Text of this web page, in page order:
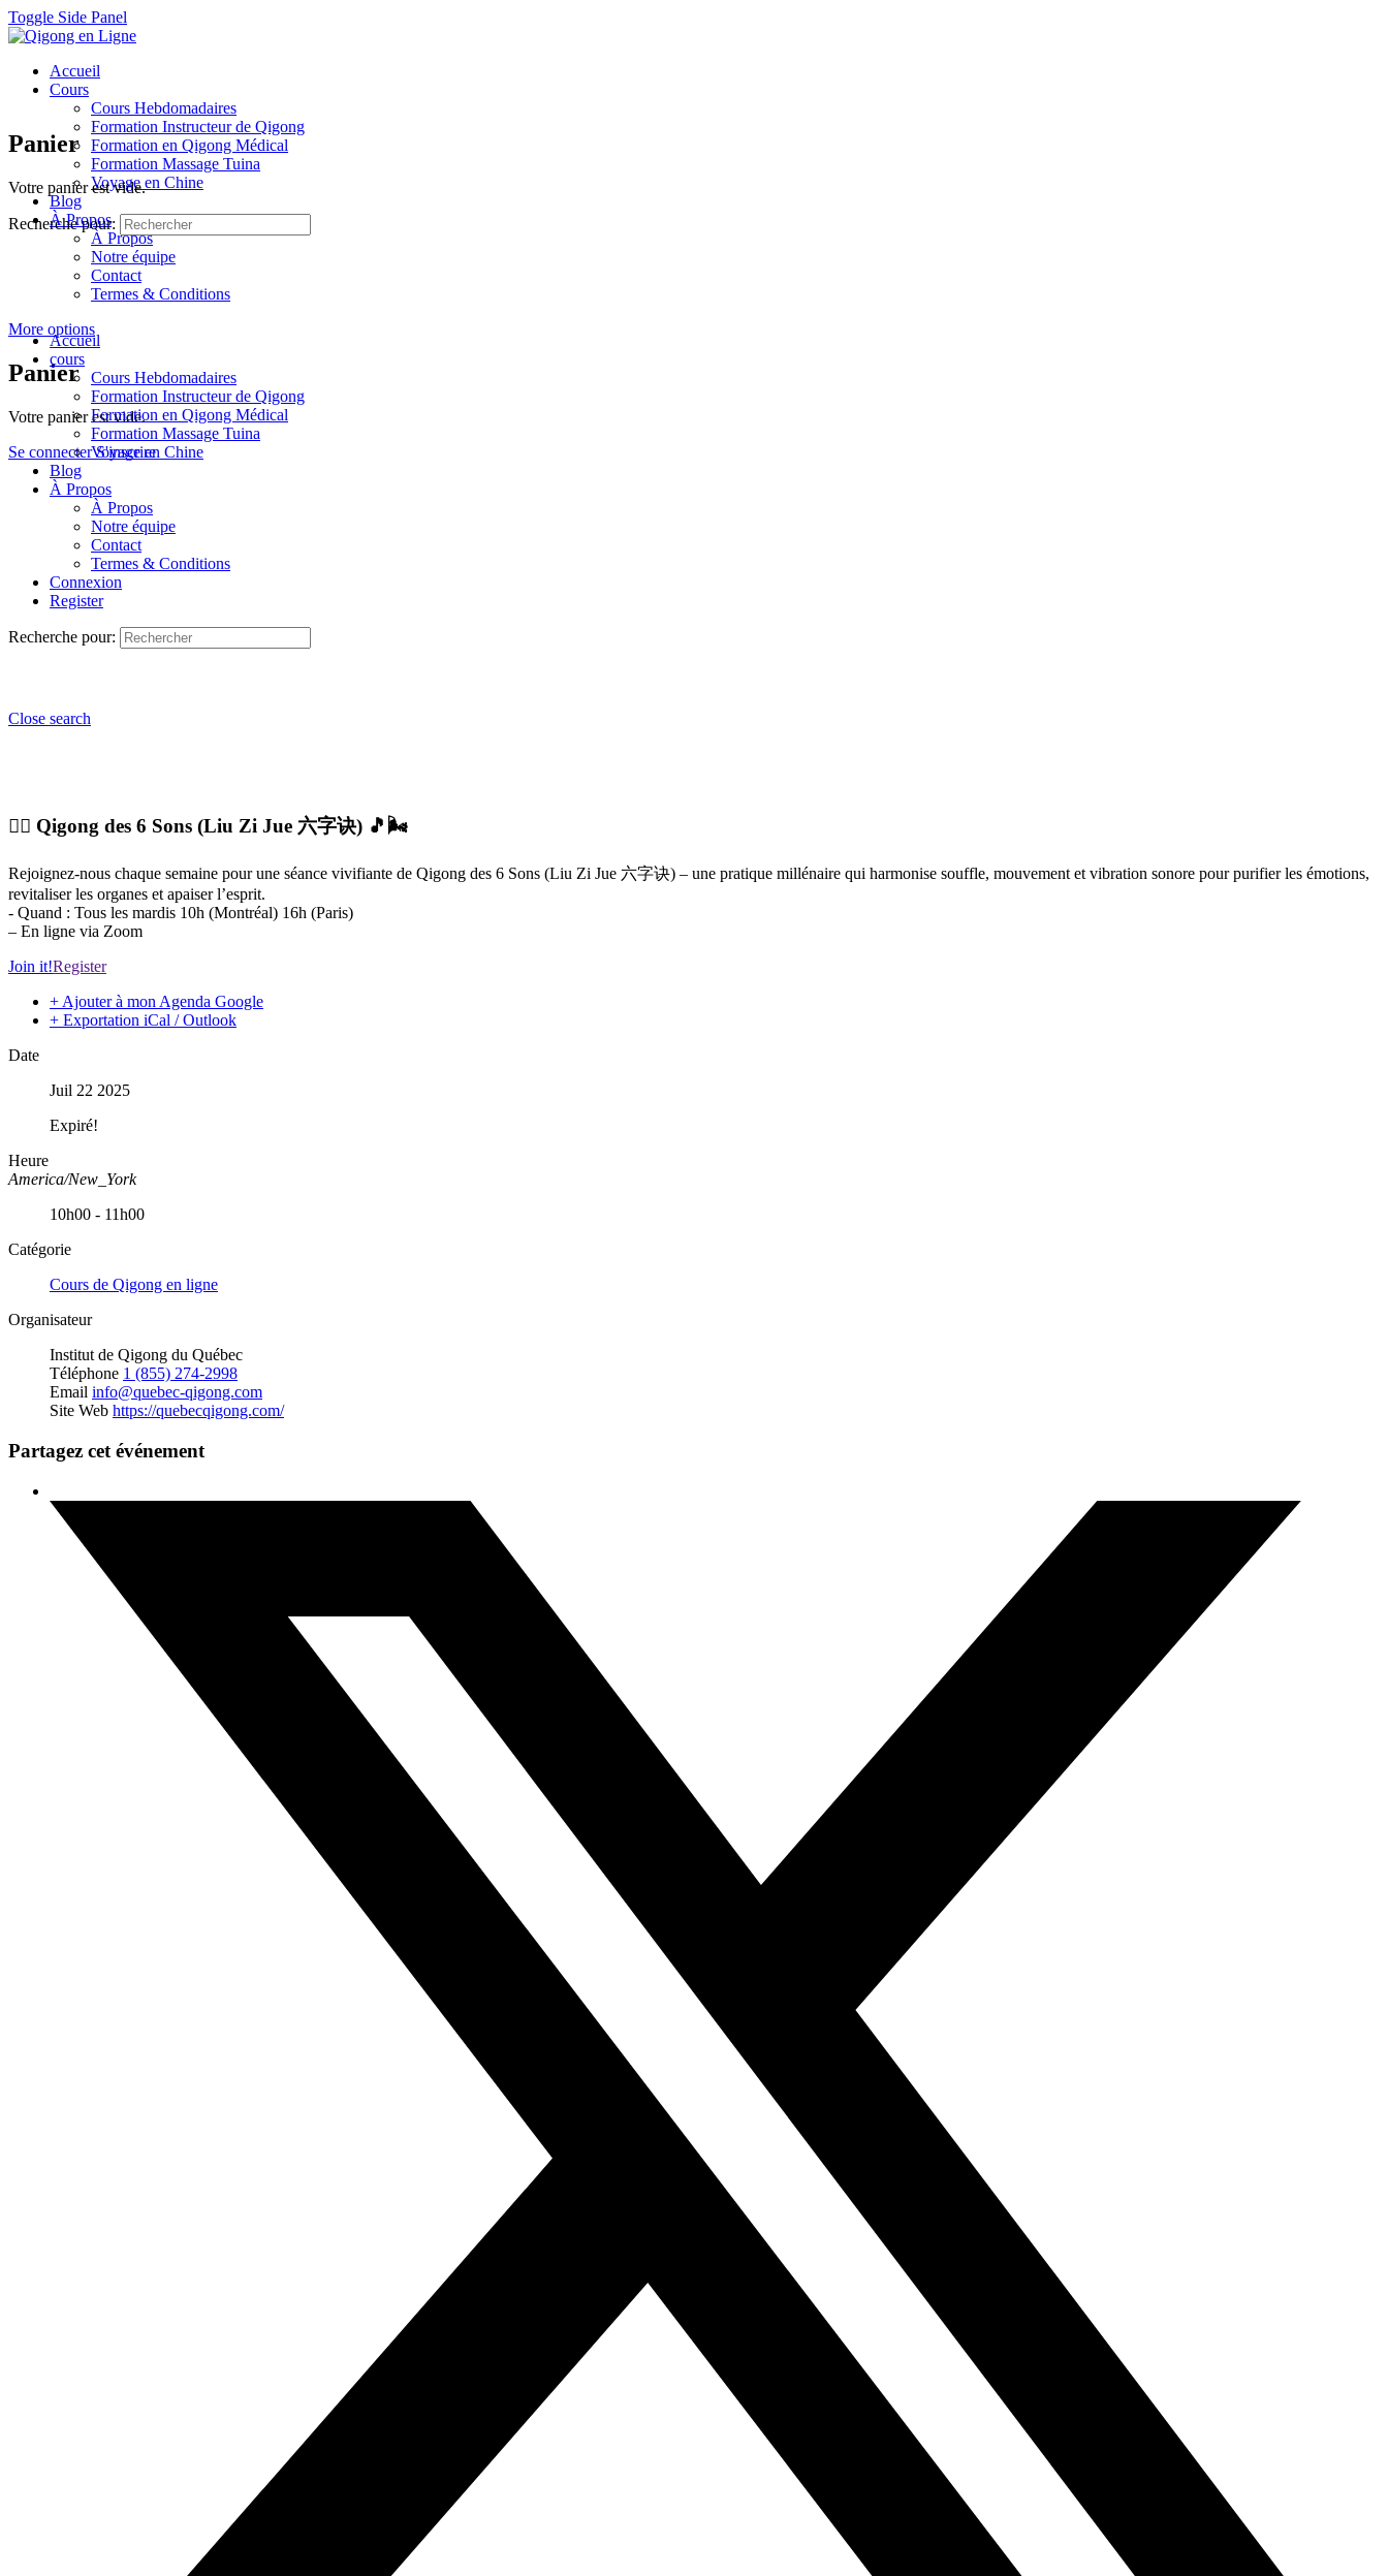
Toggle Side Panel
Accueil
Cours
Cours Hebdomadaires
Formation Instructeur de Qigong
Formation en Qigong Médical
Formation Massage Tuina
Voyage en Chine
Blog
À Propos
À Propos
Notre équipe
Contact
Termes & Conditions
More options
Panier
Votre panier est vide.
Se connecter S'inscrire
Panier
Votre panier est vide.
Recherche pour:
Accueil
cours
Cours Hebdomadaires
Formation Instructeur de Qigong
Formation en Qigong Médical
Formation Massage Tuina
Voyage en Chine
Blog
À Propos
À Propos
Notre équipe
Contact
Termes & Conditions
Connexion
Register
Recherche pour:
Close search
🧘‍♂️ Qigong des 6 Sons (Liu Zi Jue 六字诀) 🎵🌬️
Rejoignez-nous chaque semaine pour une séance vivifiante de Qigong des 6 Sons (Liu Zi Jue 六字诀) – une pratique millénaire qui harmonise souffle, mouvement et vibration sonore pour purifier les émotions,
revitaliser les organes et apaiser l’esprit.
-️ Quand : Tous les mardis 10h (Montréal) 16h (Paris)
– En ligne via Zoom
Join it!Register
+ Ajouter à mon Agenda Google
+ Exportation iCal / Outlook
Date
Juil 22 2025
Expiré!
Heure
America/New_York
10h00 - 11h00
Catégorie
Cours de Qigong en ligne
Organisateur
Institut de Qigong du Québec
Téléphone 1 (855) 274-2998
Email info@quebec-qigong.com
Site Web https://quebecqigong.com/
Partagez cet événement